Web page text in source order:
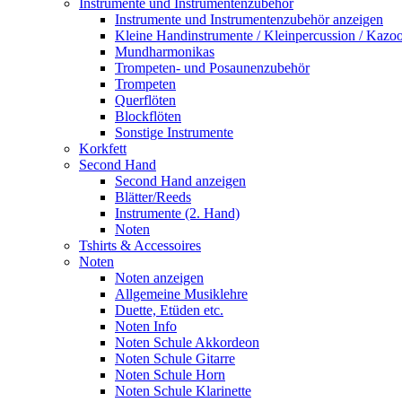
Instrumente und Instrumentenzubehör
Instrumente und Instrumentenzubehör anzeigen
Kleine Handinstrumente / Kleinpercussion /
Mundharmonikas
Trompeten- und Posaunenzubehör
Trompeten
Querflöten
Blockflöten
Sonstige Instrumente
Korkfett
Second Hand
Second Hand anzeigen
Blätter/Reeds
Instrumente (2. Hand)
Noten
Tshirts & Accessoires
Noten
Noten anzeigen
Allgemeine Musiklehre
Duette, Etüden etc.
Noten Info
Noten Schule Akkordeon
Noten Schule Gitarre
Noten Schule Horn
Noten Schule Klarinette